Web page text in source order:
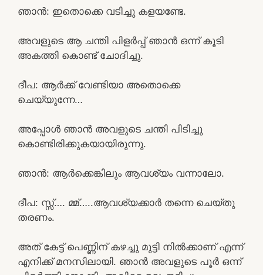
ഞാൻ: ഇതൊക്കെ വടിച്ചു കളയണ്ടേ.
അവളുടെ ആ ചന്തി പിളർപ്പ് ഞാൻ ഒന്ന് കൂടി
അകത്തി കൊണ്ട് ചോദിച്ചു.
ദീപ: ആർക്ക് വേണ്ടിയാ അതൊക്കെ
ചെയ്യുന്നേ…
അപ്പോൾ ഞാൻ അവളുടെ ചന്തി പിടിച്ചു
കൊണ്ടിരിക്കുകയായിരുന്നു.
ഞാൻ: ആർക്കെങ്കിലും ആവശ്യം വന്നാലോ.
ദീപ: സ്സ്‌…. മ്മ്…..ആവശ്യക്കാർ തന്നെ ചെയ്തു
തരണം.
അത് കേട്ട് പെണ്ണിന് കഴച്ചു മുട്ടി നിൽക്കാണ് എന്ന്
എനിക്ക് മനസിലായി. ഞാൻ അവളുടെ പൂർ ഒന്ന്